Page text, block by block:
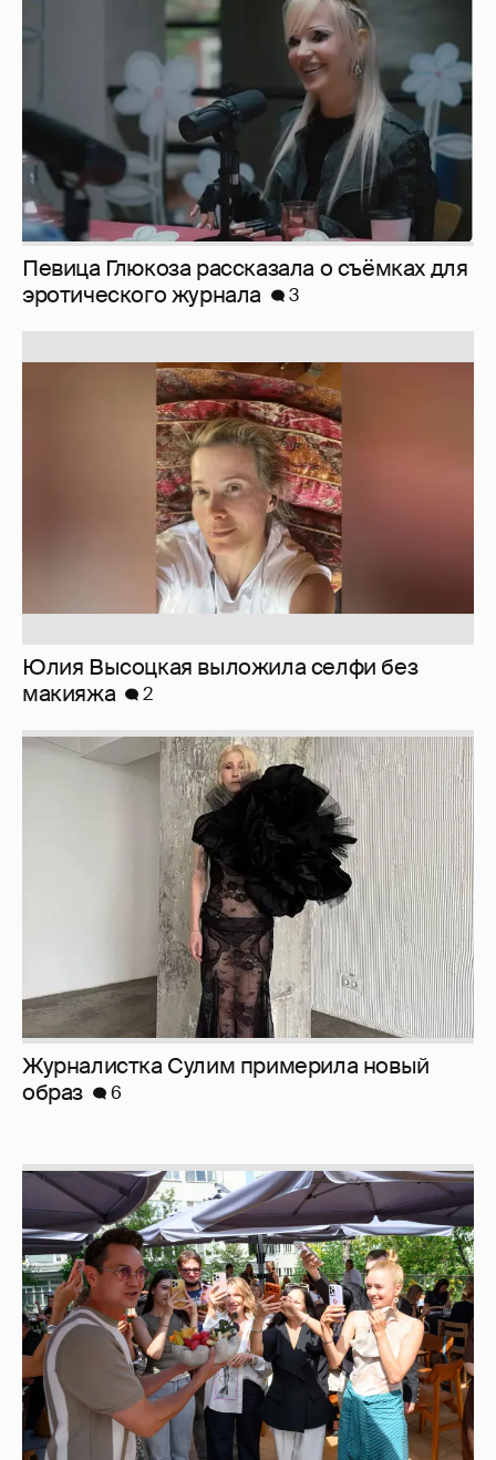
Певица Глюкоза рассказала о съёмках для
эротического журнала
3
Юлия Высоцкая выложила селфи без
макияжа
2
Журналистка Сулим примерила новый
образ
6